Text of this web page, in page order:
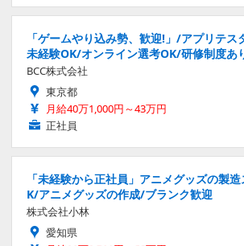
「ゲームやり込み勢、歓迎!」/アプリテ
未経験OK/オンライン選考OK/研修制度あ
BCC株式会社
東京都
月給40万1,000円～43万円
正社員
「未経験から正社員」アニメグッズの製
K/アニメグッズの作成/ブランク歓迎
株式会社小林
愛知県